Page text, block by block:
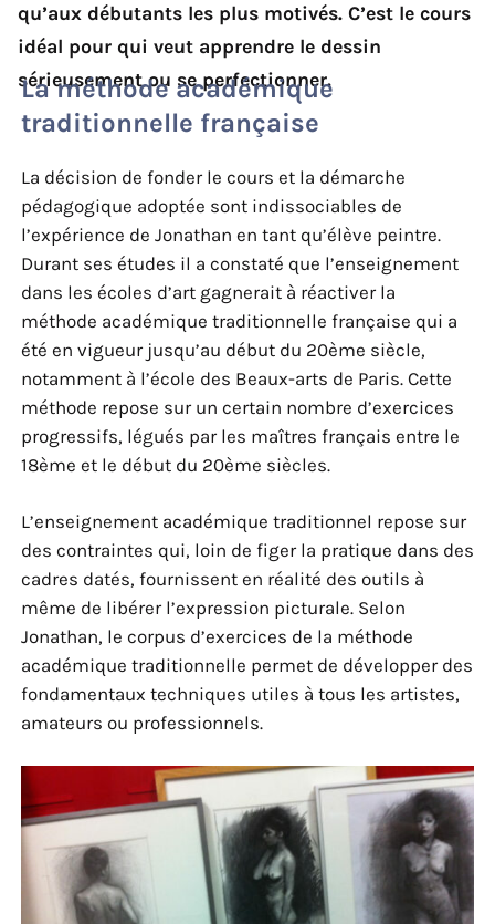
qu’aux débutants les plus motivés. C’est le cours
idéal pour qui veut apprendre le dessin
sérieusement ou se perfectionner.
La méthode académique
traditionnelle française
La décision de fonder le cours et la démarche
pédagogique adoptée sont indissociables de
l’expérience de Jonathan en tant qu’élève peintre.
Durant ses études il a constaté que l’enseignement
dans les écoles d’art gagnerait à réactiver la
méthode académique traditionnelle française qui a
été en vigueur jusqu’au début du 20ème siècle,
notamment à l’école des Beaux-arts de Paris. Cette
méthode repose sur un certain nombre d’exercices
progressifs, légués par les maîtres français entre le
18ème et le début du 20ème siècles.
L’enseignement académique traditionnel repose sur
des contraintes qui, loin de figer la pratique dans des
cadres datés, fournissent en réalité des outils à
même de libérer l’expression picturale. Selon
Jonathan, le corpus d’exercices de la méthode
académique traditionnelle permet de développer des
fondamentaux techniques utiles à tous les artistes,
amateurs ou professionnels.